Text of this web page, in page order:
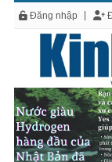
Đăng nhập